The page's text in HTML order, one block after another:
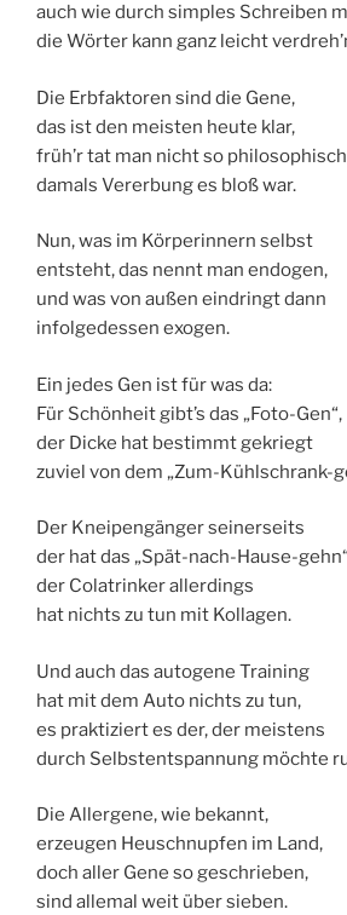
auch wie durch simples Schreiben
die Wörter kann ganz leicht
Die Erbfaktoren sind die Gene,
das ist den meisten heute klar,
früh’r tat man nicht so
damals Vererbung es bloß war.
Nun, was im Körperinnern selbst
entsteht, das nennt man endogen,
und was von außen eindringt dann
infolgedessen exogen.
Ein jedes Gen ist für was da:
Für Schönheit gibt’s das „Foto-Gen“,
der Dicke hat bestimmt gekriegt
zuviel von dem „Zum-Kühlschrank-
Der Kneipengänger seinerseits
der hat das „Spät-nach-Hause-
der Colatrinker allerdings
hat nichts zu tun mit Kollagen.
Und auch das autogene Training
hat mit dem Auto nichts zu tun,
es praktiziert es der, der meistens
durch Selbstentspannung möchte
Die Allergene, wie bekannt,
erzeugen Heuschnupfen im Land,
doch aller Gene so geschrieben,
sind allemal weit über sieben.